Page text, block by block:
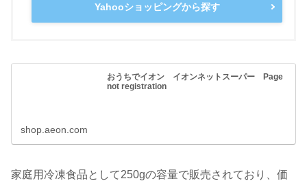
Yahooショッピングから探す
おうちでイオン イオンネットスーパー Page
not registration
shop.aeon.com
家庭用冷凍食品として250gの容量で販売されており、価